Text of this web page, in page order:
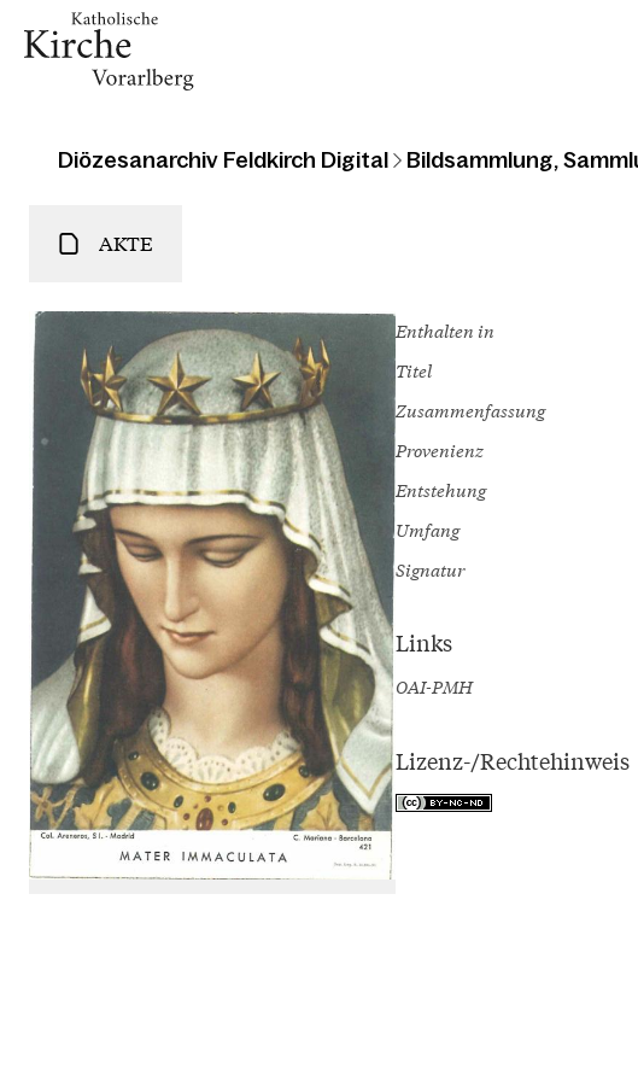
Diözesanarchiv Feldkirch Digital Bildsammlung,
AKTE
Enthalten in
Titel
Zusammenfassung
Provenienz
Entstehung
Umfang
Signatur
Links
OAI-PMH
Lizenz-/Rechtehinweis